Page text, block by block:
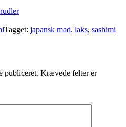
Tagget: japansk mad, laks, sashimi
publiceret. Krævede felter er